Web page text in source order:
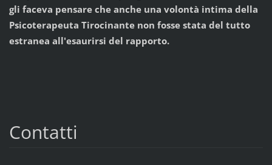
gli faceva pensare che anche una volontà intima della
Psicoterapeuta Tirocinante non fosse stata del tutto
estranea all'esaurirsi del rapporto.
Contatti